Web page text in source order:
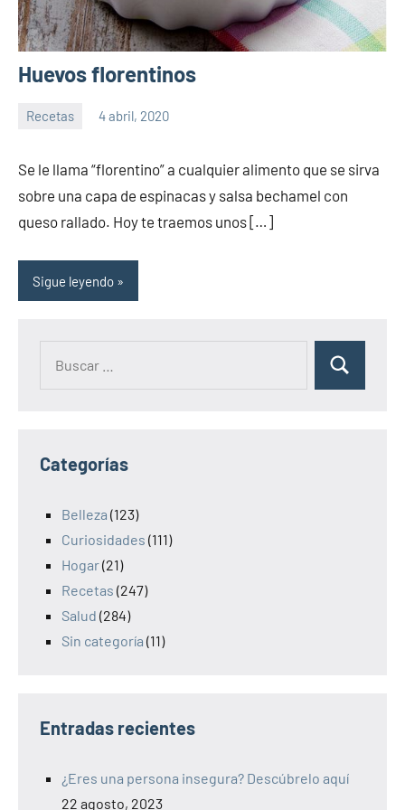
Huevos florentinos
Recetas 4 abril, 2020
la
salud
comentarios
Se le llama “florentino” a cualquier alimento que se sirva
sobre una capa de espinacas y salsa bechamel con
queso rallado. Hoy te traemos unos […]
Sigue leyendo
Categorías
Belleza (123)
Curiosidades (111)
Hogar(21)
Recetas (247)
Salud (284)
Sin categoría (11)
Entradas recientes
¿Eres una persona insegura? Descúbrelo aquí
22 agosto, 2023